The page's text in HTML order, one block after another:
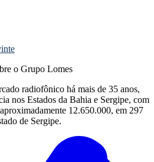
o Grupo Lomes
radiofônico há mais de 35 anos,
nos Estados da Bahia e Sergipe, com
12.650.000, em 297
de Sergipe.